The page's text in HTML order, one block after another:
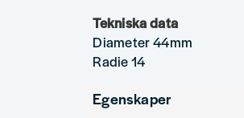
Tekniska data
Diameter 44mm
Radie 14
Egenskaper